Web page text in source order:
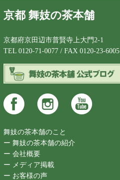
京都 舞妓の茶本舗
京都府京田辺市普賢寺上大門2-1
TEL 0120-71-0077 / FAX 0120-23-6005
舞妓の茶本舗のこと
ー 舞妓の茶本舗の紹介
ー 会社概要
ー メディア掲載
ー お客様の声